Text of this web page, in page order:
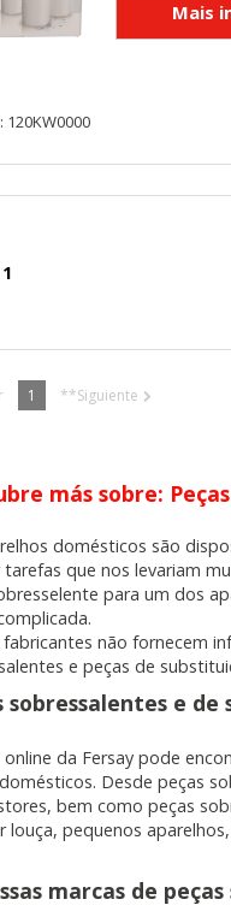
120KW0000
1 **Siguiente
más sobre:
domésticos são
tarefas que nos levariam
para um dos
não fornecem
e peças de
sobressalentes e
online da Fersay pode
Desde peças
bem como peças
louça, pequenos
marcas de
que el sitio web
las visitas y fuentes de
las más o menos
lo tanto, es anónima.
_ga, _gid,
a través de
sus intereses y mostrarle
identificación única de
_evPromt